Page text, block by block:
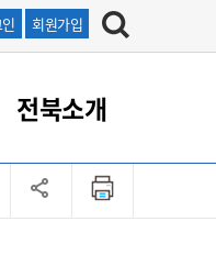
회원가입
지방세
도시재생
농업/축산업
조직운영6대지표
산새만금 홍보 영상
전북소개